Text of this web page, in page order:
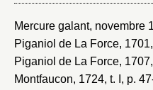
Mercure galant, novembre
Piganiol de La Force, 1701
Piganiol de La Force, 1707
Montfaucon, 1724, t. I, p.